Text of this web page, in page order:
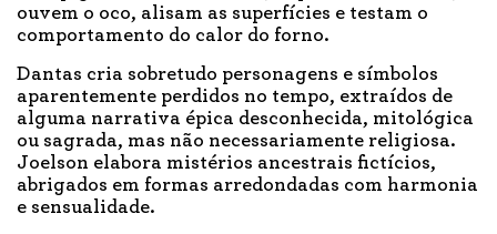
ouvem o oco, alisam as superfícies e testam o
comportamento do calor do forno.
Dantas cria sobretudo personagens e símbolos
aparentemente perdidos no tempo, extraídos de
alguma narrativa épica desconhecida, mitológica
ou sagrada, mas não necessariamente religiosa.
Joelson elabora mistérios ancestrais fictícios,
abrigados em formas arredondadas com harmonia
e sensualidade.